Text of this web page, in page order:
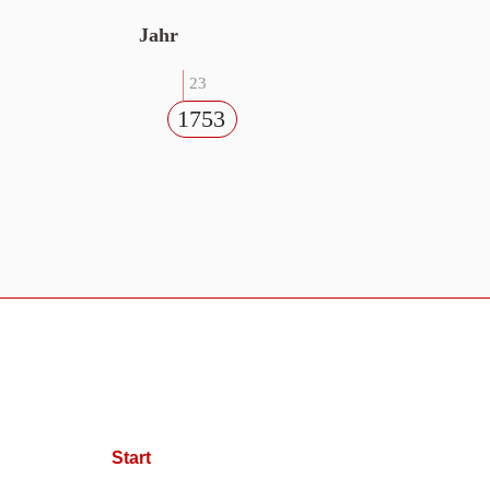
Jahr
23
1753
Start